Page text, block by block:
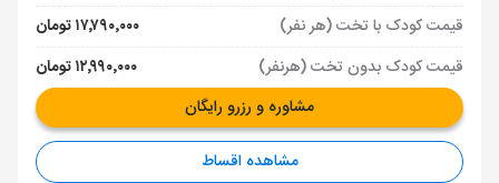
قیمت کودک با تخت (هر نفر)
۱۷٬۷۹۰٬۰۰۰ تومان
قیمت کودک بدون تخت (هرنفر)
۱۲٬۹۹۰٬۰۰۰ تومان
مشاوره و رزرو رایگان
مشاهده اقساط